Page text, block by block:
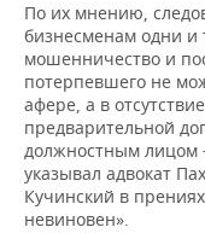
По их мнению,
бизнесменам одни и
мошенничество и
потерпевшего не
афере, а в
предварительной
должностным лицом
указывал адвокат
Кучинский в
невиновен».